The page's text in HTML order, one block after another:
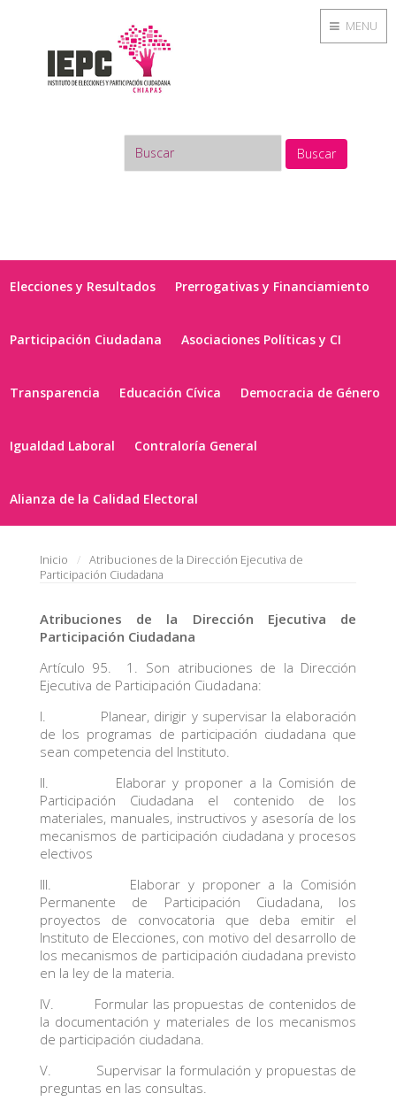
Buscar
Elecciones y Resultados Prerrogativas y Financiamiento
Participación Ciudadana Asociaciones Políticas y CI
Transparencia Educación Cívica Democracia de Género
Igualdad Laboral Contraloría General
Alianza de la Calidad Electoral
Inicio
Atribuciones de la Dirección Ejecutiva de
Participación Ciudadana
Atribuciones de la Dirección Ejecutiva de
Participación Ciudadana
Artículo 95. 1. Son atribuciones de la Dirección
Ejecutiva de Participación Ciudadana:
I. Planear, dirigir y supervisar la elaboración
de los programas de participación ciudadana que
sean competencia del Instituto.
II. Elaborar y proponer a la Comisión de
Participación Ciudadana el contenido de los
materiales, manuales, instructivos y asesoría de los
mecanismos de participación ciudadana y procesos
electivos
III. Elaborar y proponer a la Comisión
Permanente de Participación Ciudadana, los
proyectos de convocatoria que deba emitir el
Instituto de Elecciones, con motivo del desarrollo de
los mecanismos de participación ciudadana previsto
en la ley de la materia.
IV. Formular las propuestas de contenidos de
la documentación y materiales de los mecanismos
de participación ciudadana.
V. Supervisar la formulación y propuestas de
preguntas en las consultas.
MENU